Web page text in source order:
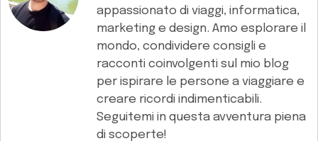
appassionato di viaggi, informatica,
marketing e design. Amo esplorare il
mondo, condividere consigli e
racconti coinvolgenti sul mio blog
per ispirare le persone a viaggiare e
creare ricordi indimenticabili.
Seguitemi in questa avventura piena
di scoperte!